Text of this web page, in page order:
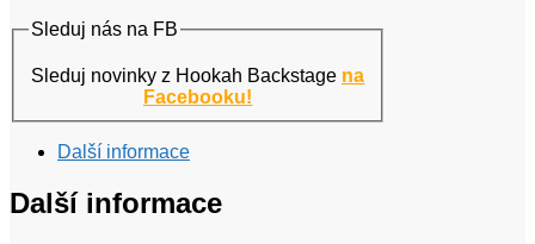
Sleduj nás na FB
Sleduj novinky z Hookah Backstage na
Facebooku!
Další informace
Další informace